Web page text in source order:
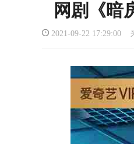
网剧《暗
2021-09-22 17:29:00